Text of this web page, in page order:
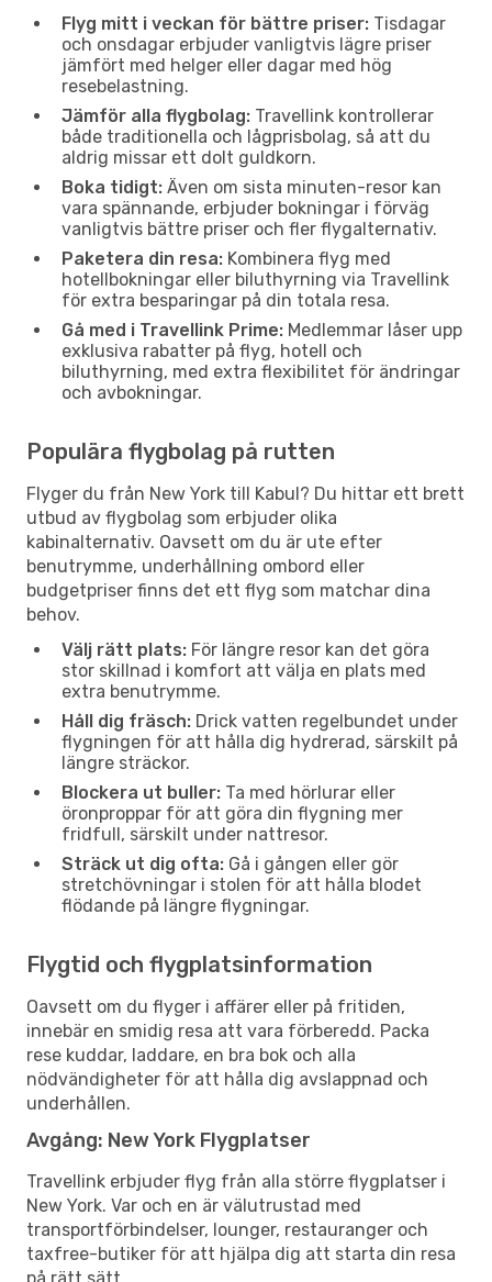
Flyg mitt i veckan för bättre priser: Tisdagar
och onsdagar erbjuder vanligtvis lägre priser
jämfört med helger eller dagar med hög
resebelastning.
Jämför alla flygbolag: Travellink kontrollerar
både traditionella och lågprisbolag, så att du
aldrig missar ett dolt guldkorn.
Boka tidigt: Även om sista minuten-resor kan
vara spännande, erbjuder bokningar i förväg
vanligtvis bättre priser och fler flygalternativ.
Paketera din resa: Kombinera flyg med
hotellbokningar eller biluthyrning via Travellink
för extra besparingar på din totala resa.
Gå med i Travellink Prime: Medlemmar låser upp
exklusiva rabatter på flyg, hotell och
biluthyrning, med extra flexibilitet för ändringar
och avbokningar.
Populära flygbolag på rutten
Flyger du från New York till Kabul? Du hittar ett brett
utbud av flygbolag som erbjuder olika
kabinalternativ. Oavsett om du är ute efter
benutrymme, underhållning ombord eller
budgetpriser finns det ett flyg som matchar dina
behov.
Välj rätt plats: För längre resor kan det göra
stor skillnad i komfort att välja en plats med
extra benutrymme.
Håll dig fräsch: Drick vatten regelbundet under
flygningen för att hålla dig hydrerad, särskilt på
längre sträckor.
Blockera ut buller: Ta med hörlurar eller
öronproppar för att göra din flygning mer
fridfull, särskilt under nattresor.
Sträck ut dig ofta: Gå i gången eller gör
stretchövningar i stolen för att hålla blodet
flödande på längre flygningar.
Flygtid och flygplatsinformation
Oavsett om du flyger i affärer eller på fritiden,
innebär en smidig resa att vara förberedd. Packa
rese kuddar, laddare, en bra bok och alla
nödvändigheter för att hålla dig avslappnad och
underhållen.
Avgång: New York Flygplatser
Travellink erbjuder flyg från alla större flygplatser i
New York. Var och en är välutrustad med
transportförbindelser, lounger, restauranger och
taxfree-butiker för att hjälpa dig att starta din resa